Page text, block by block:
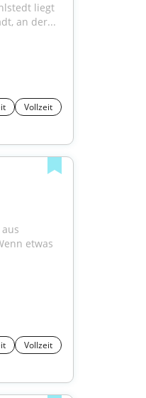
liegt
an der...
Vollzeit
etwas
Vollzeit